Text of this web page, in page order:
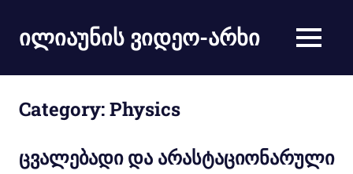
ილიაუნის ვიდეო-არხი
Category:Physics
ცვალებადი და არასტაციონარული